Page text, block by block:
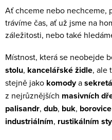
c
í
p
v
k
y
v
ý
p
á
n
k
o
v
á
n
í
Ať chceme nebo nechceme,
trávíme čas, ať už jsme na
záležitosti, nebo také
Místnost, která se neobejde
stolu, kancelářské židle, ale
stejně jako komodya
z nejrůznějších masivních
palisandr, dub, buk, borovice
industriálním, rustikálním